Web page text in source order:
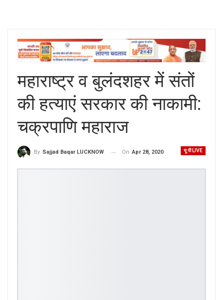
महाराष्ट्र व बुलंदशहर में संतों
की हत्याएं सरकार की नाकामी:
चक्रपाणि महाराज
यू पी LIVE
By Sajjad Baqar LUCKNOW On Apr 28, 2020